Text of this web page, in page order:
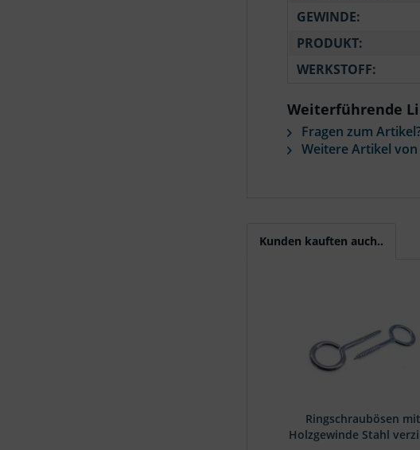
GEWINDE:
PRODUKT:
WERKSTOFF:
Weiterführende
Fragen zum
Weitere Artikel von
Kunden kauften auch..
Ringschraubösen mit
Holzgewinde Stahl